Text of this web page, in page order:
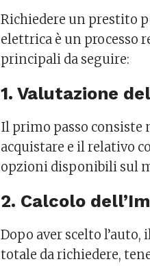
Richiedere un prestito
elettrica è un processo
principali da seguire:
1. Valutazione
Il primo passo consiste
acquistare e il relativo
opzioni disponibili sul
2. Calcolo
Dopo aver scelto l’auto,
totale da richiedere,